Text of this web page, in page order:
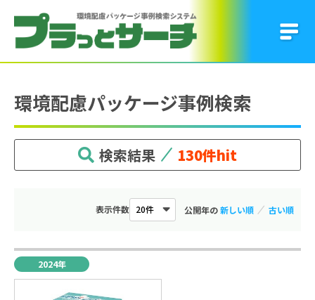
環境配慮パッケージ事例検索
検索結果 130件hit
表⽰件数 公開年の ▼
2024年